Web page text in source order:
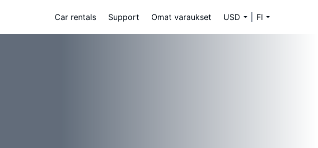
Car rentals Support Omat varaukset USD FI